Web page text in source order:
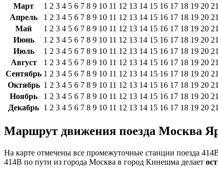
Март
1 2 3 4 5 6 7 8 9 10 11 12 13 14 15 16 17 18 19 20 21
Апрель
1 2 3 4 5 6 7 8 9 10 11 12 13 14 15 16 17 18 19 20 21
Май
1 2 3 4 5 6 7 8 9 10 11 12 13 14 15 16 17 18 19 20 21
Июнь
1 2 3 4 5 6 7 8 9 10 11 12 13 14 15 16 17 18 19 20 21
Июль
1 2 3 4 5 6 7 8 9 10 11 12 13 14 15 16 17 18 19 20 21
Август
1 2 3 4 5 6 7 8 9 10 11 12 13 14 15 16 17 18 19 20 21
Сентябрь 1 2 3 4 5 6 7 8 9 10 11 12 13 14 15 16 17 18 19 20 21
Октябрь 1 2 3 4 5 6 7 8 9 10 11 12 13 14 15 16 17 18 19 20 21
Ноябрь
1 2 3 4 5 6 7 8 9 10 11 12 13 14 15 16 17 18 19 20 21
Декабрь 1 2 3 4 5 6 7 8 9 10 11 12 13 14 15 16 17 18 19 20 21
Маршрут движения поезда Москва
На карте отмечены все промежуточные станции поезда
414В по пути из города Москва в город Кинешма делает